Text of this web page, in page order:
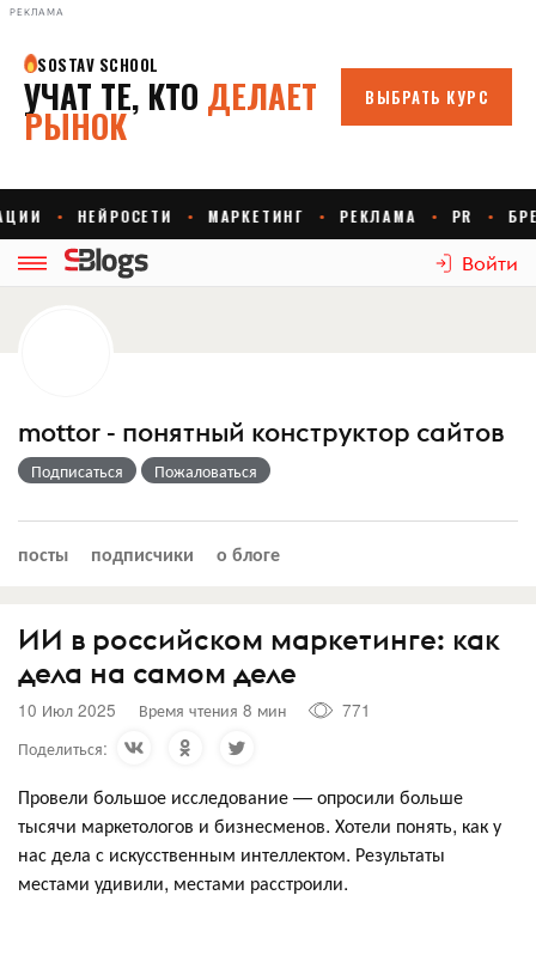
РЕКЛАМА
Войти
mottor - понятный конструктор сайтов
Подписаться Пожаловаться
посты подписчики о блоге
ИИ в российском маркетинге: как
дела на самом деле
10 Июл 2025 Время чтения 8 мин
771
Поделиться:
Провели большое исследование — опросили больше
тысячи маркетологов и бизнесменов. Хотели понять, как у
нас дела с искусственным интеллектом. Результаты
местами удивили, местами расстроили.